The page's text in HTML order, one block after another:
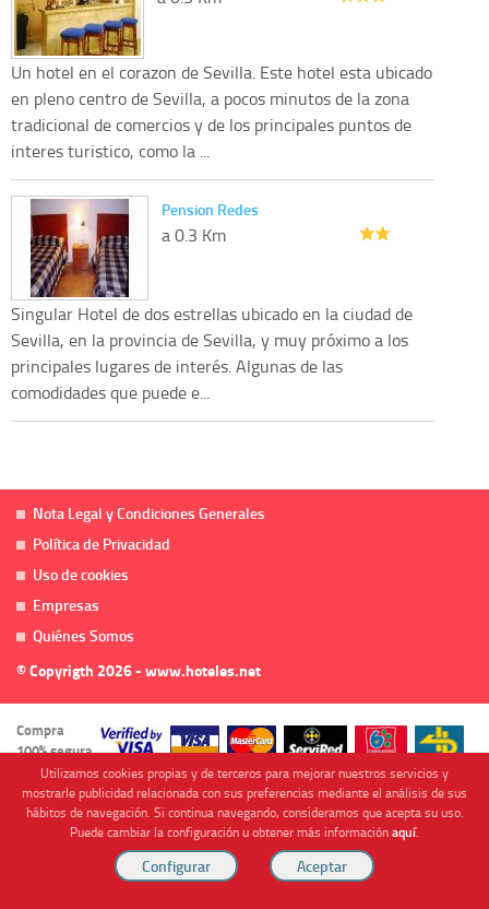
Un hotel en el corazon de Sevilla. Este hotel esta ubicado
en pleno centro de Sevilla, a pocos minutos de la zona
tradicional de comercios y de los principales puntos de
interes turistico, como la ...
Pension Redes
a 0.3 Km
Singular Hotel de dos estrellas ubicado en la ciudad de
Sevilla, en la provincia de Sevilla, y muy próximo a los
principales lugares de interés. Algunas de las
comodidades que puede e...
Nota Legal y Condiciones Generales
Política de Privacidad
Uso de cookies
Empresas
Quiénes Somos
© Copyrigth 2026 - www.hoteles.net
Compra
100% segura
Cofinanciado por
Utilizamos cookies propias y de terceros para mejorar nuestros servicios y
mostrarle publicidad relacionada con sus preferencias mediante el análisis de sus
hábitos de navegación. Si continua navegando, consideramos que acepta su uso.
Puede cambiar la configuración u obtener más informaciónaquí.